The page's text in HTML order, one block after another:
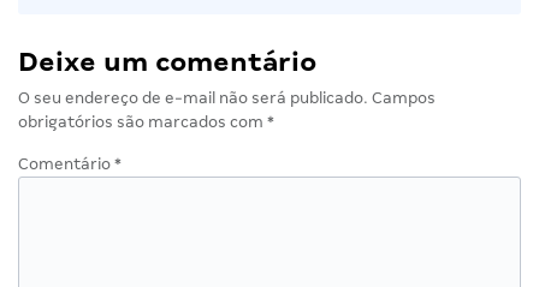
Deixe um comentário
O seu endereço de e-mail não será publicado. Campos
obrigatórios são marcados com *
Comentário *